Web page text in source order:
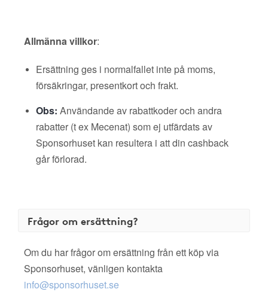
Allmänna villkor:
Ersättning ges i normalfallet inte på moms,
försäkringar, presentkort och frakt.
Obs: Användande av rabattkoder och andra
rabatter (t ex Mecenat) som ej utfärdats av
Sponsorhuset kan resultera i att din cashback
går förlorad.
Frågor om ersättning?
Om du har frågor om ersättning från ett köp via
Sponsorhuset, vänligen kontakta
info@sponsorhuset.se